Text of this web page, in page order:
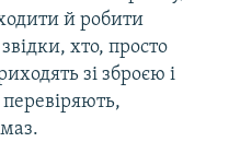
й робити
хто, просто
зі зброєю і